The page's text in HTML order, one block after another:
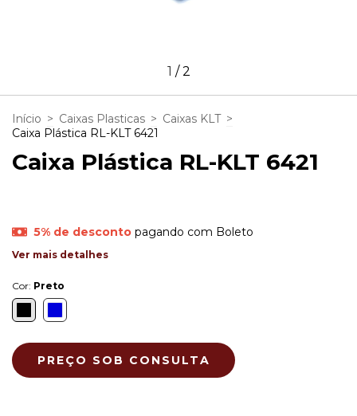
1 /2
Início > Caixas Plasticas > Caixas KLT >
Caixa Plástica RL-KLT 6421
Caixa Plástica RL-KLT 6421
5% de descontopagando com Boleto
Ver mais detalhes
Cor: Preto